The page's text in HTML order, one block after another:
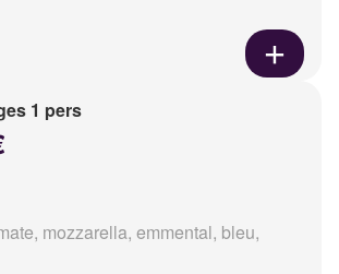
1 pers
mozzarella, emmental, bleu,